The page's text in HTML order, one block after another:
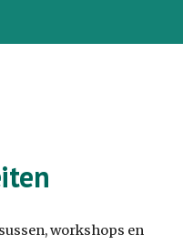
workshops en